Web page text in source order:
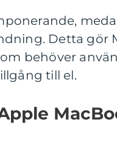
Detta gör
behöver
till el.